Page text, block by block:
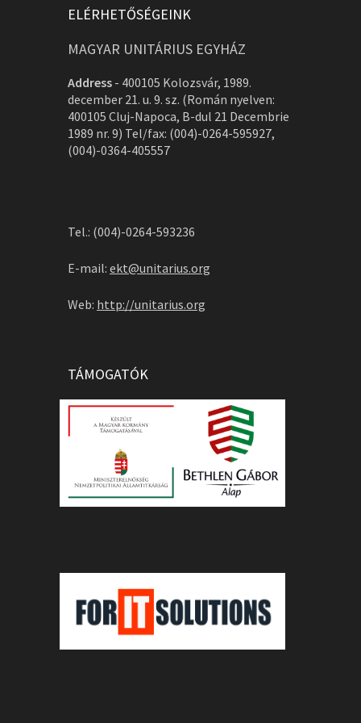
ELÉRHETŐSÉGEINK
MAGYAR UNITÁRIUS EGYHÁZ
Address - 400105 Kolozsvár, 1989.
december 21. u. 9. sz. (Román nyelven:
400105 Cluj-Napoca, B-dul 21 Decembrie
1989 nr. 9) Tel/fax: (004)-0264-595927,
(004)-0364-405557
Tel.: (004)-0264-593236
E-mail: ekt@unitarius.org
Web: http://unitarius.org
TÁMOGATÓK